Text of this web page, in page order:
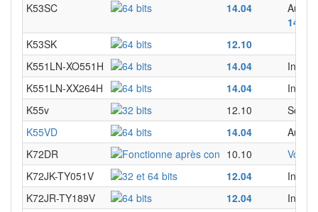
K53SC
14.04
14.04
K53SK
12.10
K551LN-XO551H
14.04
Install
K551LN-XX264H
14.04
Install
K55v
12.10
Sous
K55VD
14.04
K72DR
10.10
Voir
K72JK-TY051V
12.04
K72JR-TY189V
12.04